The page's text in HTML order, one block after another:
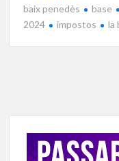
baix penedès base
2024
impostos la